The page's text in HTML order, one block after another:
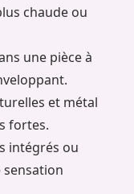
chaude ou
une pièce à
et métal
fortes.
intégrés ou